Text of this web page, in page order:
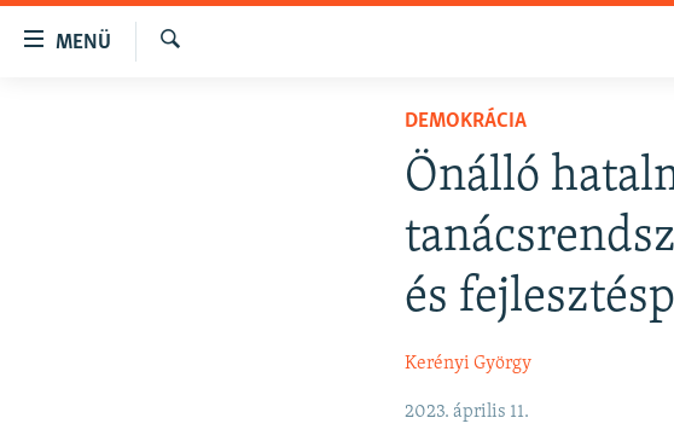
Akadálymentes
MENÜ
DEMOKRÁCIA
Önálló
és
Kerényi György
2023. április 11.